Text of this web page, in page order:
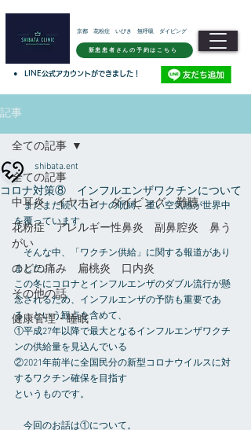
京都 花粉症 いびき 無呼吸 ダイビング
新患患者さんの予約はこちら
● LINE公式アカウントができました！
記事
全ての記事
中耳炎 イヤホン ダイビング 難聴
花粉症 アレルギー性鼻炎 副鼻腔炎 鼻う
がい
のどの痛み 扁桃炎 口内炎
その他の話
健康管理・睡眠
全ての記事
コロナ対策⑧ インフルエンザワクチンについて
shibata.ent
まだまだ続くコロナの呪縛、重い空気感が世界中
を覆っています。
そんな中、「ワクチン供給」に関する報道があり
ました。
この冬にコロナとインフルエンザのダブル流行が懸
念されるため、インフルエンザの予防も重要であ
る、という観点を含めて、
①平成27年以降で最大となるインフルエンザワクチ
ンの供給量を見込んでいる
②2021年前半に全国民分の新型コロナウイルスに対
するワクチン確保を目指す
というものです。
今回のお話は①について。